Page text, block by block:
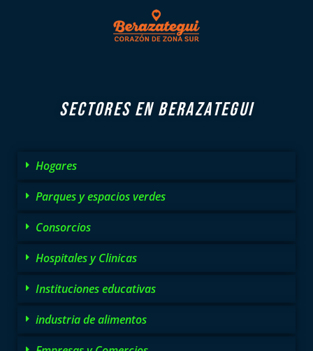
SECTORES EN BERAZATEGUI
Hogares
Parques y espacios verdes
Consorcios
Hospitales y Clinicas
Instituciones educativas
industria de alimentos